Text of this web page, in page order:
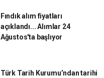
Fındık alım fiyatları
açıklandı... Alımlar 24
Ağustos'ta başlıyor
Türk Tarih Kurumu’ndan tarihi